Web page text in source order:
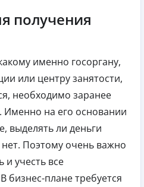
получения
именно госоргану,
или центру занятости,
необходимо заранее
Именно на его основании
выделять ли деньги
Поэтому очень важно
и учесть все
плане требуется